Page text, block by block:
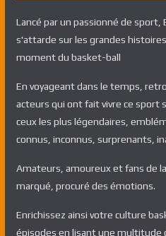
Lancé par un passionné de sport,
s'attarde sur les grandes
moment du basket-ball
En voyageant dans le temps,
acteurs qui ont fait vivre ce sport
ceux les plus légendaires,
connus, inconnus, surprenants,
Amateurs, amoureux et fans de
marqué, procuré des émotions.
Enrichissez ainsi votre culture
épisodes en lisant une multitude